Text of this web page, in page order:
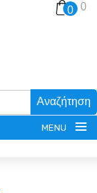
Αναζήτηση
0 0
MENU